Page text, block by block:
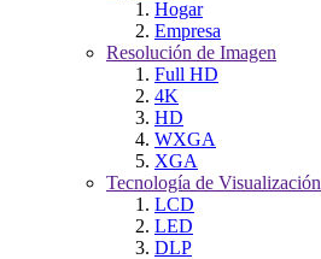
Hogar
Empresa
Resolución de Imagen
Full HD
4K
HD
WXGA
XGA
Tecnología de Visualización
LCD
LED
DLP